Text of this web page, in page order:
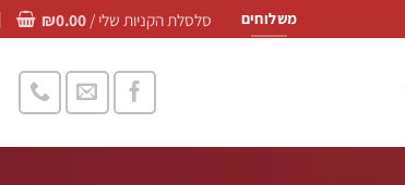
משלוחים סלסלת הקניות שלי / ₪0.00